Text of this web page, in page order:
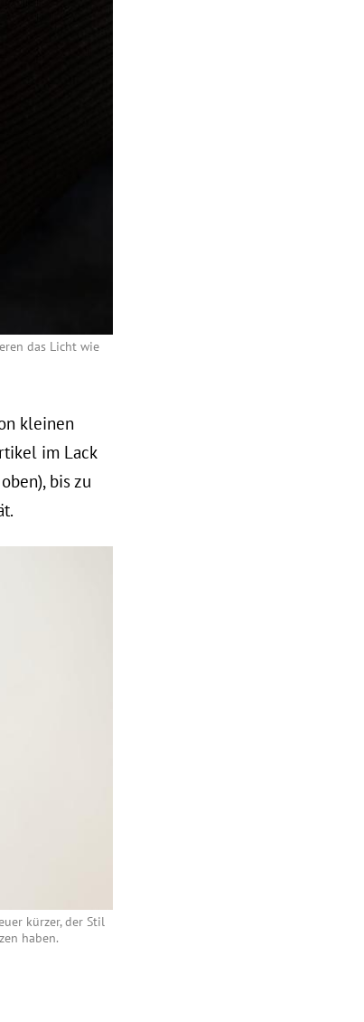
das Licht wie
kleinen
im Lack
bis zu
kürzer, der Stil
haben.